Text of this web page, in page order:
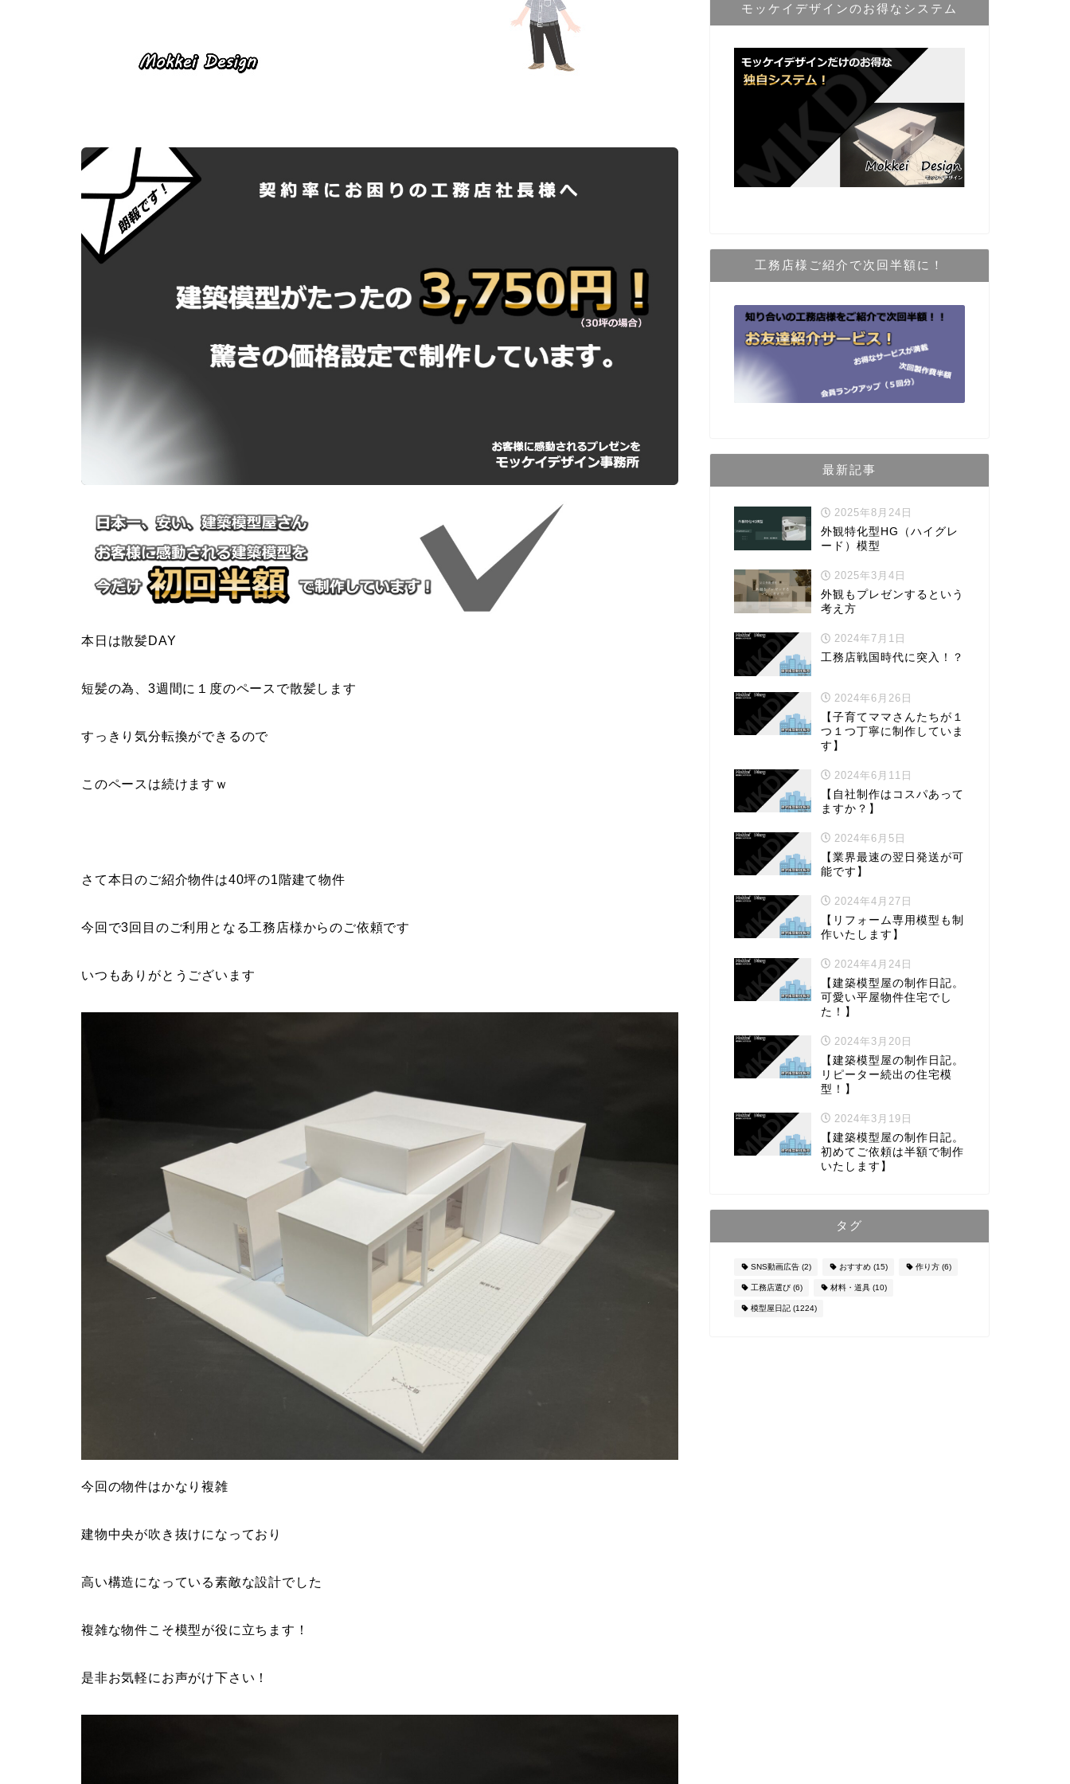
本日は散髪DAY
短髪の為、3週間に１度のペースで散髪します
すっきり気分転換ができるので
このペースは続けますｗ
さて本日のご紹介物件は40坪の1階建て物件
今回で3回目のご利用となる工務店様からのご依頼です
いつもありがとうございます
今回の物件はかなり複雑
建物中央が吹き抜けになっており
高い構造になっている素敵な設計でした
複雑な物件こそ模型が役に立ちます！
是非お気軽にお声がけ下さい！
モッケイデザインのお得なシステム
工務店様ご紹介で次回半額に！
最新記事
2025年8月24日
外観特化型HG（ハイグレ
ード）模型
2025年3月4日
外観もプレゼンするという
考え方
2024年7月1日
工務店戦国時代に突入！？
2024年6月26日
【子育てママさんたちが１
つ１つ丁寧に制作していま
す】
2024年6月11日
【自社制作はコスパあって
ますか？】
2024年6月5日
【業界最速の翌日発送が可
能です】
2024年4月27日
【リフォーム専用模型も制
作いたします】
2024年4月24日
【建築模型屋の制作日記。
可愛い平屋物件住宅でし
た！】
2024年3月20日
【建築模型屋の制作日記。
リピーター続出の住宅模
型！】
2024年3月19日
【建築模型屋の制作日記。
初めてご依頼は半額で制作
いたします】
タグ
SNS動画広告(2) おすすめ(15) 作り方(6)
工務店選び(6) 材料・道具(10)
模型屋日記(1224)